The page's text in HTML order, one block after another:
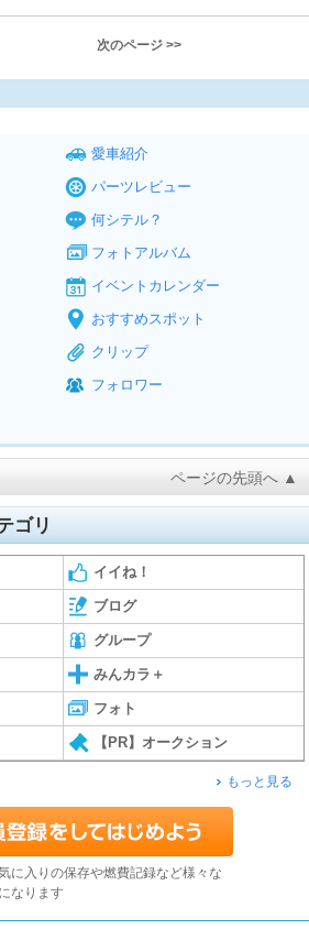
次のページ >>
愛車紹介
パーツレビュー
何シテル？
フォトアルバム
イベントカレンダー
おすすめスポット
クリップ
フォロワー
ページの先頭へ ▲
ゴリ
イイね！
ブログ
グループ
みんカラ＋
フォト
【PR】オークション
もっと見る
に入りの保存や燃費記録など様々な
なります